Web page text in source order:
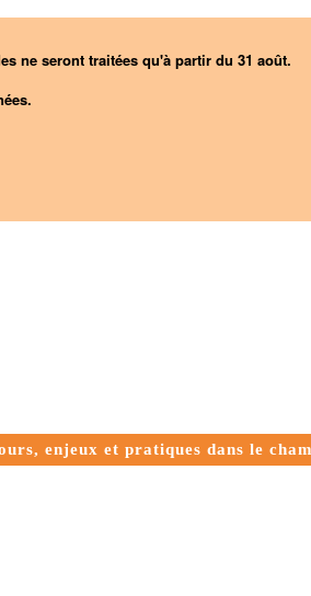
ne seront traitées qu'à partir du 31 août.
enjeux et pratiques dans le